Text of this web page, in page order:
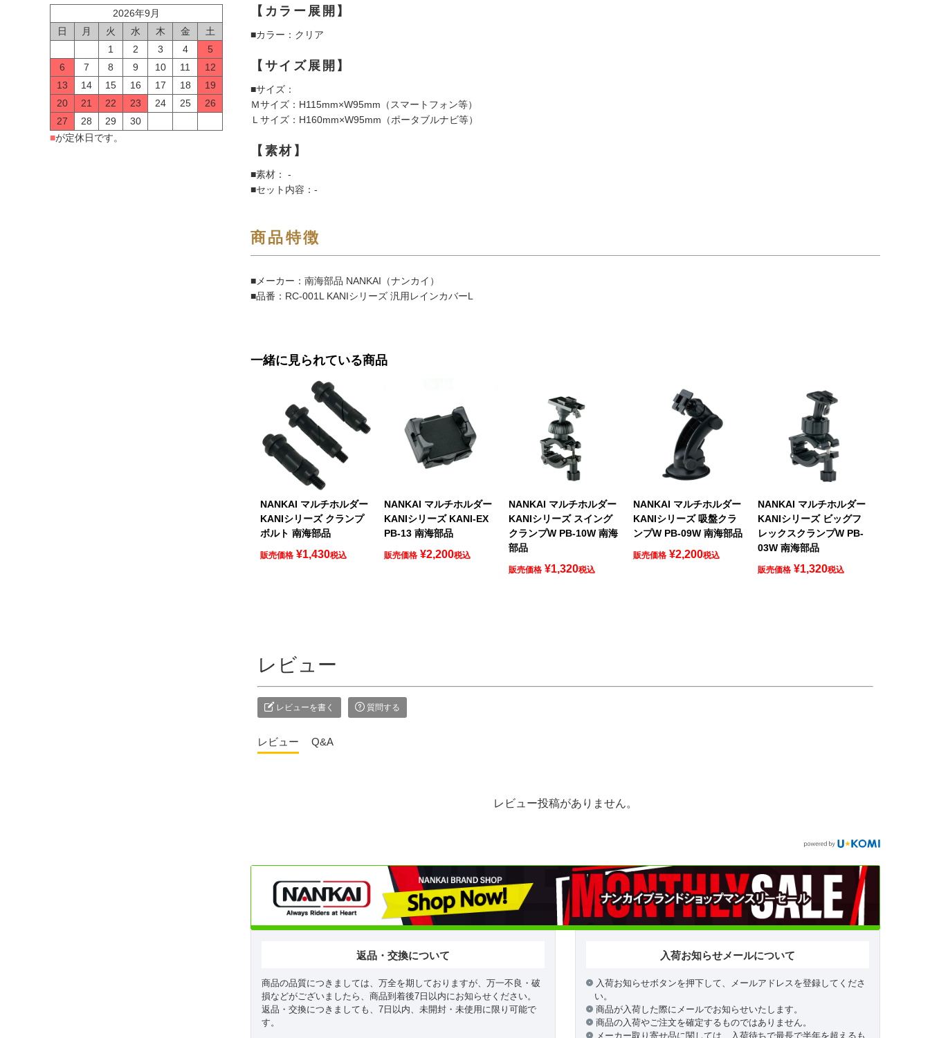
2026年9月
日
月 火 水 木 金
土
1
2 3 4
5
6
7 8 9 10 11
12
13
14 15 16 17 18
19
20
21 22 23 24 25
26
27
28 29
30
■が定休日です。
【カラー展開】
■カラー：クリア
【サイズ展開】
■サイズ：
Ｍサイズ：H115mm×W95mm（スマートフォン等）
Ｌサイズ：H160mm×W95mm（ポータブルナビ等）
【素材】
■素材： -
■セット内容：-
商品特徴
■メーカー：南海部品 NANKAI（ナンカイ）
■品番：RC-001L KANIシリーズ 汎用レインカバーL
一緒に見られている商品
NANKAI マルチホルダー
KANIシリーズ クランプ
ボルト 南海部品
販売価格 ¥1,430税込
NANKAI マルチホルダー
KANIシリーズ KANI-EX
PB-13 南海部品
販売価格 ¥2,200税込
NANKAI マルチホルダー
KANIシリーズ スイング
クランプW PB-10W 南海
部品
販売価格 ¥1,320税込
NANKAI マルチホルダー
KANIシリーズ 吸盤クラ
ンプW PB-09W 南海部品
販売価格 ¥2,200税込
NANKAI マルチホルダー
KANIシリーズ ビッグフ
レックスクランプW PB-
03W 南海部品
販売価格 ¥1,320税込
レビュー
レビューを書く 質問する
レビュー Q&A
レビュー投稿がありません。
返品・交換について
商品の品質につきましては、万全を期しておりますが、万一不良・破
損などがございましたら、商品到着後7日以内にお知らせください。
返品・交換につきましても、7日以内、未開封・未使用に限り可能で
す。
入荷お知らせメールについて
入荷お知らせボタンを押下して、メールアドレスを登録してくださ
い。
商品が入荷した際にメールでお知らせいたします。
商品の入荷やご注文を確定するものではありません。
メーカー取り寄せ品に関しては、入荷待ちで最長で半年を超えるも